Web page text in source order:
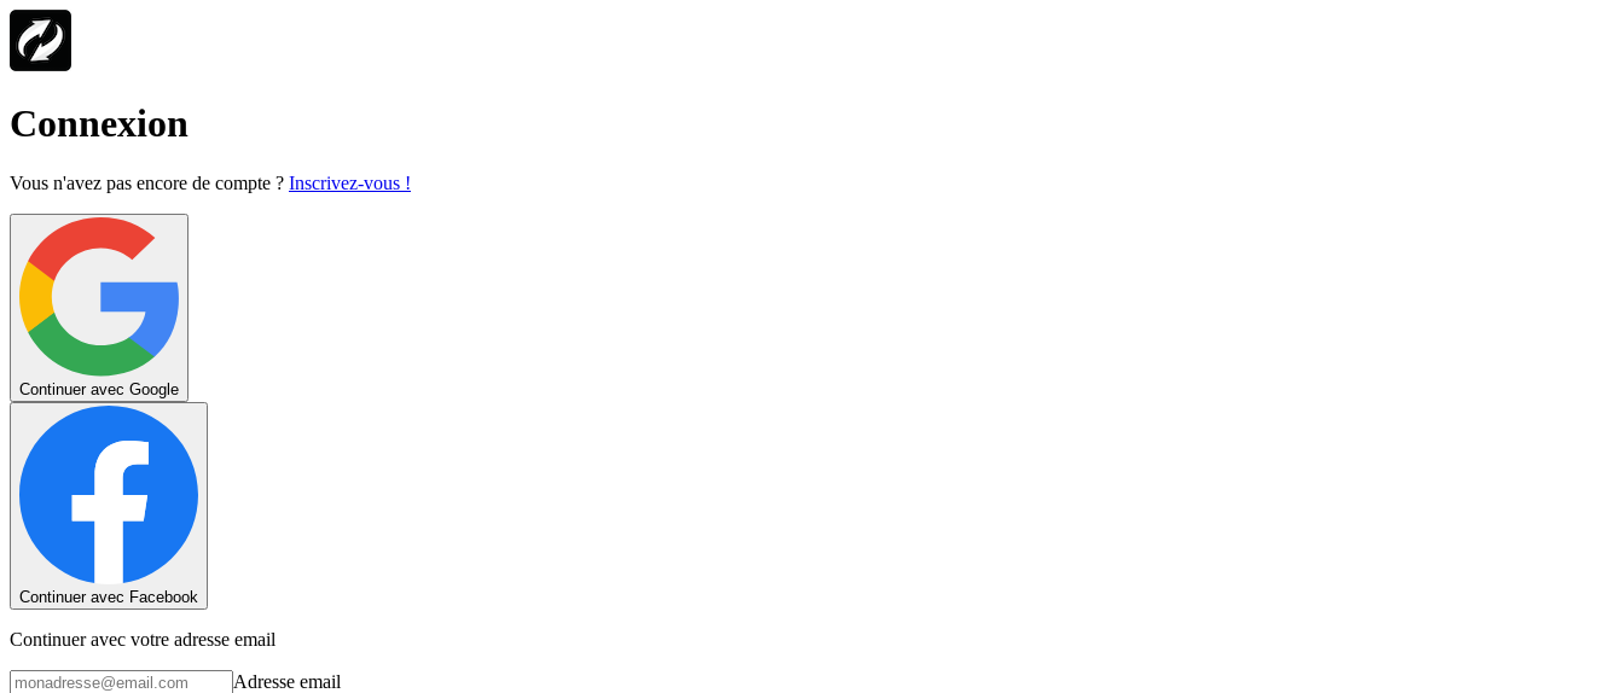
Connexion
Vous n'avez pas encore de compte ? Inscrivez-vous !
Continuer avec Google
Continuer avec Facebook
Continuer avec votre adresse email
Adresse email